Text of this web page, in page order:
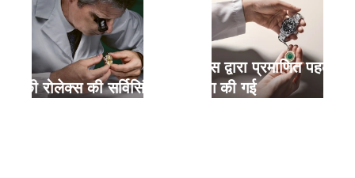
आपकी रोलेक्स की सर्विसिंग
रोलेक्स द्वारा प्रमाणित पहले
प्रयोग की गई